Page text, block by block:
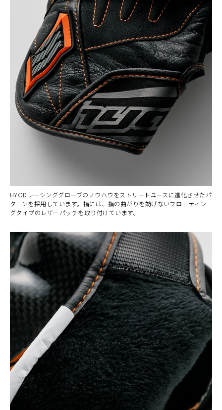
HYODレーシンググローブのノウハウをストリートユースに進化させたパ
ターンを採用しています。指には、指の曲がりを妨げないフローティン
グタイプのレザーパッチを取り付けています。